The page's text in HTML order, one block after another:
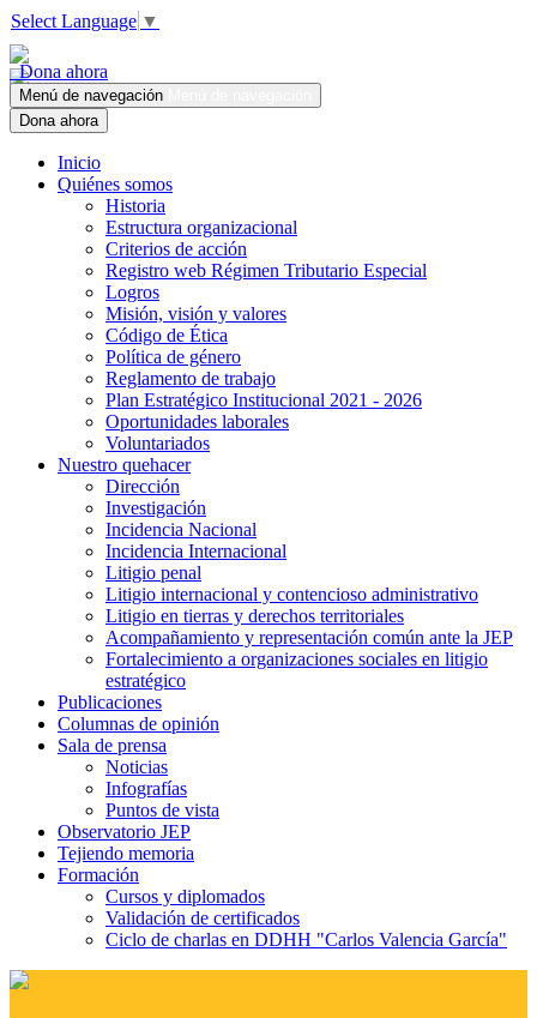
Select Language ▼
Dona ahora
Menú de navegación
Dona ahora
Inicio
Quiénes somos
Historia
Estructura organizacional
Criterios de acción
Registro web Régimen Tributario Especial
Logros
Misión, visión y valores
Código de Ética
Política de género
Reglamento de trabajo
Plan Estratégico Institucional 2021 - 2026
Oportunidades laborales
Voluntariados
Nuestro quehacer
Dirección
Investigación
Incidencia Nacional
Incidencia Internacional
Litigio penal
Litigio internacional y contencioso administrativo
Litigio en tierras y derechos territoriales
Acompañamiento y representación común ante la JEP
Fortalecimiento a organizaciones sociales en litigio
estratégico
Publicaciones
Columnas de opinión
Sala de prensa
Noticias
Infografías
Puntos de vista
Observatorio JEP
Tejiendo memoria
Formación
Cursos y diplomados
Validación de certificados
Ciclo de charlas en DDHH "Carlos Valencia García"